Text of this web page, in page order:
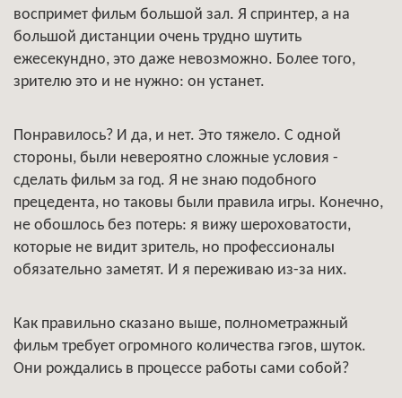
воспримет фильм большой зал. Я спринтер, а на
большой дистанции очень трудно шутить
ежесекундно, это даже невозможно. Более того,
зрителю это и не нужно: он устанет.
Понравилось? И да, и нет. Это тяжело. С одной
стороны, были невероятно сложные условия -
сделать фильм за год. Я не знаю подобного
прецедента, но таковы были правила игры. Конечно,
не обошлось без потерь: я вижу шероховатости,
которые не видит зритель, но профессионалы
обязательно заметят. И я переживаю из-за них.
Как правильно сказано выше, полнометражный
фильм требует огромного количества гэгов, шуток.
Они рождались в процессе работы сами собой?